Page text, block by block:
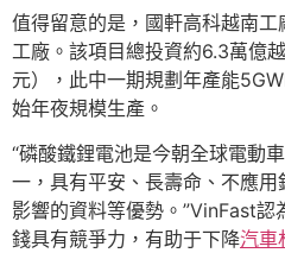
值得留意的是，國軒高科越南
工廠。該項目總投資約6.3萬億
元），此中一期規劃年產能
始年夜規模生產。
“磷酸鐵鋰電池是今朝全球電動
一，具有平安、長壽命、不應
影響的資料等優勢。”VinFast
錢具有競爭力，有助于下降汽車